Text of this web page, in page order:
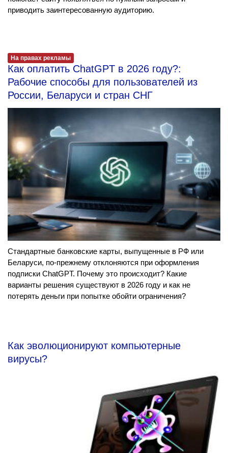
приводить заинтересованную аудиторию.
На правах рекламы
Как оплатить ChatGPT в 2026 году?:
Рабочие способы для пользователей из
России, Беларуси и стран СНГ
Стандартные банковские карты, выпущенные в РФ или
Беларуси, по-прежнему отклоняются при оформления
подписки ChatGPT. Почему это происходит? Какие
варианты решения существуют в 2026 году и как не
потерять деньги при попытке обойти ограничения?
Как эволюционируют компьютерные
вирусы?